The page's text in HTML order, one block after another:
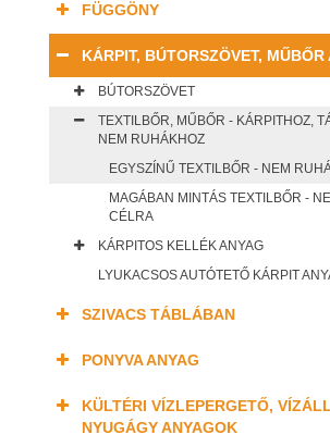
FÜGGÖNY
KÁRPIT, BÚTORSZÖVET, MŰBŐR
BÚTORSZÖVET
TEXTILBŐR, MŰBŐR - KÁRPITHOZ,
NEM RUHÁKHOZ
EGYSZÍNŰ TEXTILBŐR - NEM
MAGÁBAN MINTÁS TEXTILBŐR -
CÉLRA
KÁRPITOS KELLÉK ANYAG
LYUKACSOS AUTÓTETŐ KÁRPIT
SZIVACS TÁBLÁBAN
PONYVA ANYAG
KÜLTÉRI VÍZLEPERGETŐ,
NYUGÁGY ANYAGOK